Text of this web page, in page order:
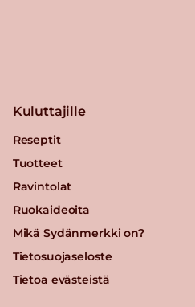
Kuluttajille
Reseptit
Tuotteet
Ravintolat
Ruokaideoita
Mikä Sydänmerkki on?
Tietosuojaseloste
Tietoa evästeistä